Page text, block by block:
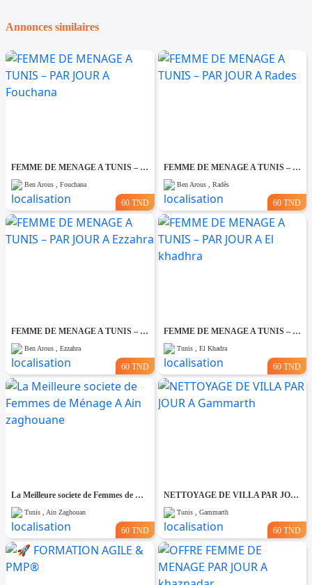
Annonces similaires
FEMME DE MENAGE A TUNIS – PAR JOUR A Fouchana
Ben Arous , Fouchana
60 TND
FEMME DE MENAGE A TUNIS – PAR JOUR A Rades
Ben Arous , Radès
60 TND
FEMME DE MENAGE A TUNIS – PAR JOUR A Ezzahra
Ben Arous , Ezzahra
60 TND
FEMME DE MENAGE A TUNIS – PAR JOUR A El khadhra
Tunis , El Khadra
60 TND
La Meilleure societe de Femmes de Ménage A Ain zaghouane
Tunis , Ain Zaghouan
60 TND
NETTOYAGE DE VILLA PAR JOUR A Gammarth
Tunis , Gammarth
60 TND